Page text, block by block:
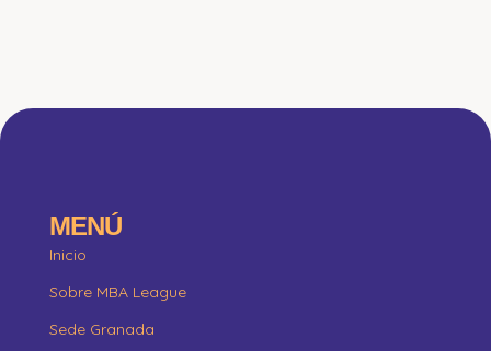
MENÚ
Inicio
Sobre MBA League
Sede Granada